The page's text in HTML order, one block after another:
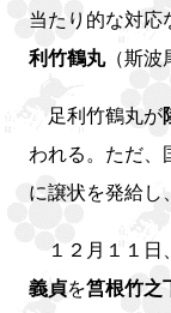
当たり的な対応
利竹鶴丸（斯波
足利竹鶴丸が
われる。ただ、
に譲状を発給し
１２月１１日
義貞を筥根竹之